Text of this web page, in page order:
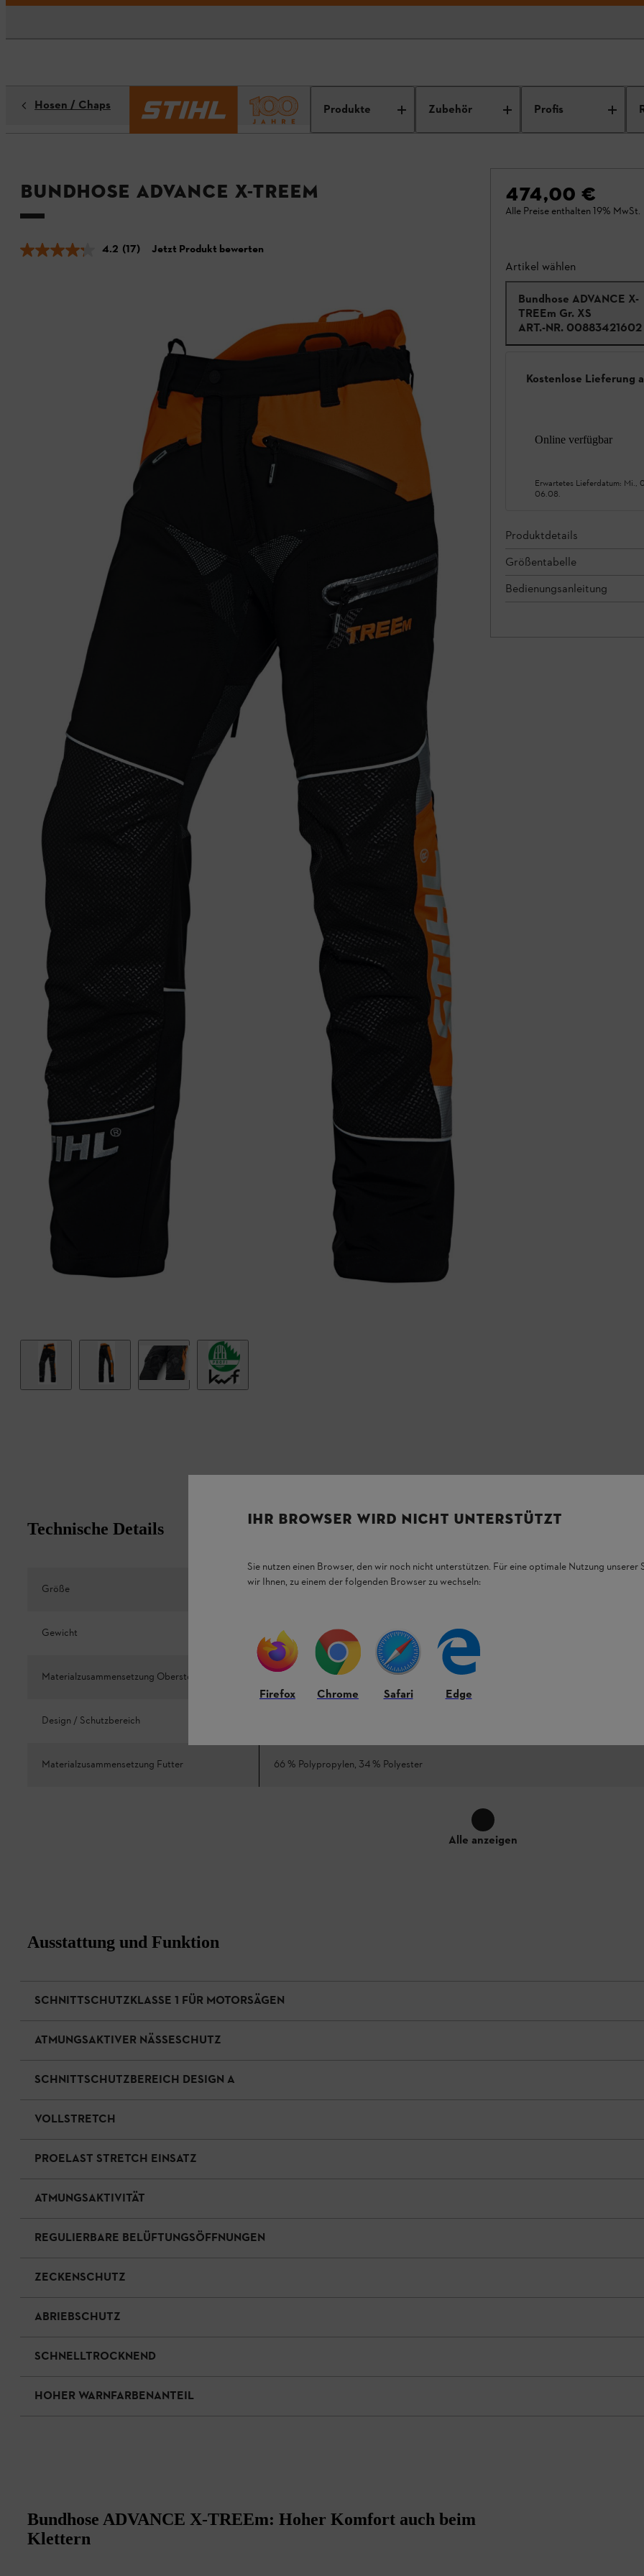
Produkte Zubehör Profis
Hosen / Chaps
Bundhose ADVANCE X-TREEm
4.2 (17) Jetzt Produkt bewerten
474,00 €
Alle Preise enthalten 19% MwSt.
Artikel wählen
Bundhose ADVANCE X-
TREEm Gr. XS
ART.-NR. 00883421602
Kostenlose Lieferung
Online verfügbar
Erwartetes Lieferdatum: Mi.,
06.08.
Produktdetails
Größentabelle
Bedienungsanleitung
Technische Details
Größe XS / S / M / L / XL / XXL / 3XL
Gewicht 1200 g
Materialzusammensetzung Oberstoff 80 % Polyester, 15 % Polyamid, 4 % Elasthan, 1 % Keramik
Design / Schutzbereich
Materialzusammensetzung Futter 66 % Polypropylen, 34 % Polyester
Alle anzeigen
Ausstattung und Funktion
SCHNITTSCHUTZKLASSE 1 FÜR MOTORSÄGEN
ATMUNGSAKTIVER NÄSSESCHUTZ
SCHNITTSCHUTZBEREICH DESIGN A
VOLLSTRETCH
PROELAST STRETCH EINSATZ
ATMUNGSAKTIVITÄT
REGULIERBARE BELÜFTUNGSÖFFNUNGEN
ZECKENSCHUTZ
ABRIEBSCHUTZ
SCHNELLTROCKNEND
HOHER WARNFARBENANTEIL
Bundhose ADVANCE X-TREEm: Hoher Komfort auch beim
Klettern
IHR BROWSER WIRD NICHT UNTERSTÜTZT
Sie nutzen einen Browser, den wir noch nicht unterstützen. Für eine optimale Nutzung unserer
wir Ihnen, zu einem der folgenden Browser zu wechseln:
Firefox Chrome Safari Edge